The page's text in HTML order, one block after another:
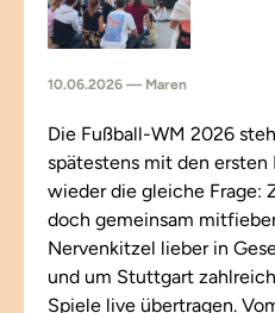
10.06.2026 — Maren
Die Fußball-WM 2026
spätestens mit den
wieder die gleiche Frage:
doch gemeinsam
Nervenkitzel lieber in
und um Stuttgart
Spiele live übertragen.